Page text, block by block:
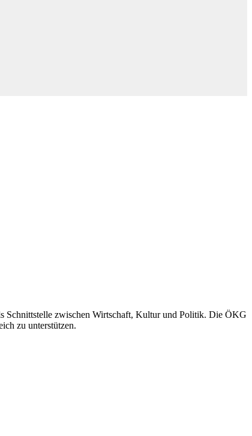
Schnittstelle zwischen Wirtschaft, Kultur und Politik. Die ÖKG
zu unterstützen.